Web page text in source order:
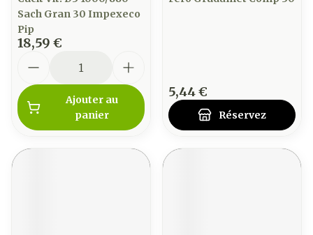
Sach Gran 30 Impexeco
Pip
18,59 €
Ajouter au
panier
5,44 €
Réservez